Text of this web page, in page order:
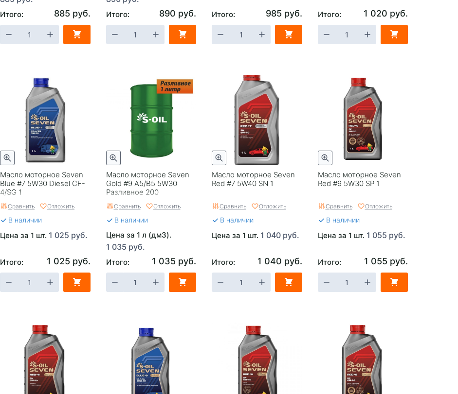
Итого: 885 руб. Итого: 890 руб. Итого: 985 руб. Итого: 1 020 руб.
Масло моторное Seven
Blue #7 5W30 Diesel CF-
4/SG 1
Сравнить Отложить
В наличии
Цена за 1 шт. 1 025 руб.
Итого: 1 025 руб.
Масло моторное Seven
Gold #9 A5/B5 5W30
Разливное 200
Сравнить Отложить
В наличии
Цена за 1 л (дм3).
1 035 руб.
Итого: 1 035 руб.
Масло моторное Seven
Red #7 5W40 SN 1
Сравнить Отложить
В наличии
Цена за 1 шт. 1 040 руб.
Итого: 1 040 руб.
Масло моторное Seven
Red #9 5W30 SP 1
Сравнить Отложить
В наличии
Цена за 1 шт. 1 055 руб.
Итого: 1 055 руб.